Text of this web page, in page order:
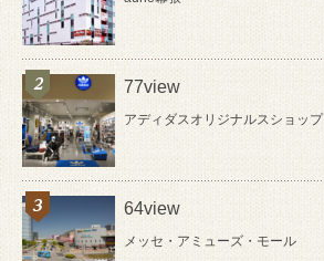
77view
アディダスオリジナルスショップ
64view
メッセ・アミューズ・モール